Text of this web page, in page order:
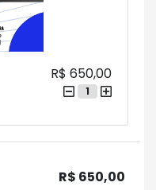
R$ 650,00
1
R$ 650,00